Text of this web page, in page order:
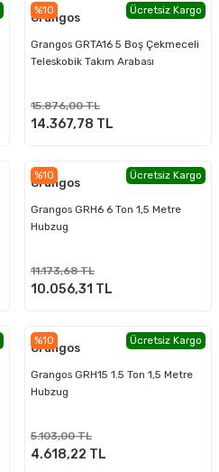
%10 Ücretsiz Kargo
Grangos
Grangos GRTA16 5 Boş Çekmeceli
Teleskobik Takım Arabası
15.876,00 TL
14.367,78 TL
%10 Ücretsiz Kargo
Grangos
Grangos GRH6 6 Ton 1,5 Metre
Hubzug
11.173,68 TL
10.056,31 TL
%10 Ücretsiz Kargo
Grangos
Grangos GRH15 1.5 Ton 1,5 Metre
Hubzug
5.103,00 TL
4.618,22 TL